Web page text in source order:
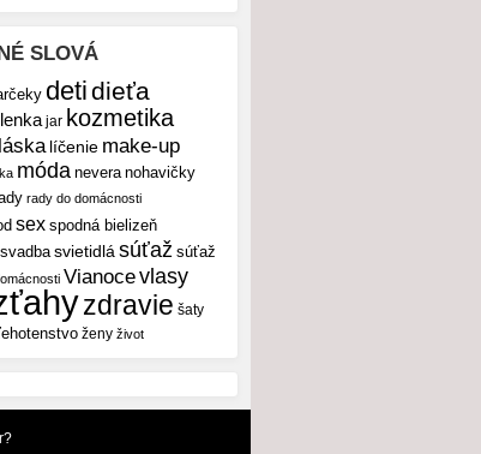
SLOVÁ
detidieťa
jar kozmetika
láska líčenie make-up
móda nevera nohavičky
rady do domácnosti
sex spodná bielizeň
svadba svietidlá súťaž súťaž
Vianocevlasy
zdravie šaty
ženy život